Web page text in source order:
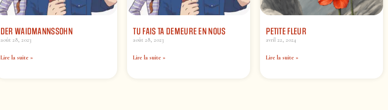
DER WAIDMANNSSOHN
août 28, 2023
Lire la suite »
TU FAIS TA DEMEURE EN NOUS
août 28, 2023
Lire la suite »
PETITE FLEUR
avril 22, 2024
Lire la suite »